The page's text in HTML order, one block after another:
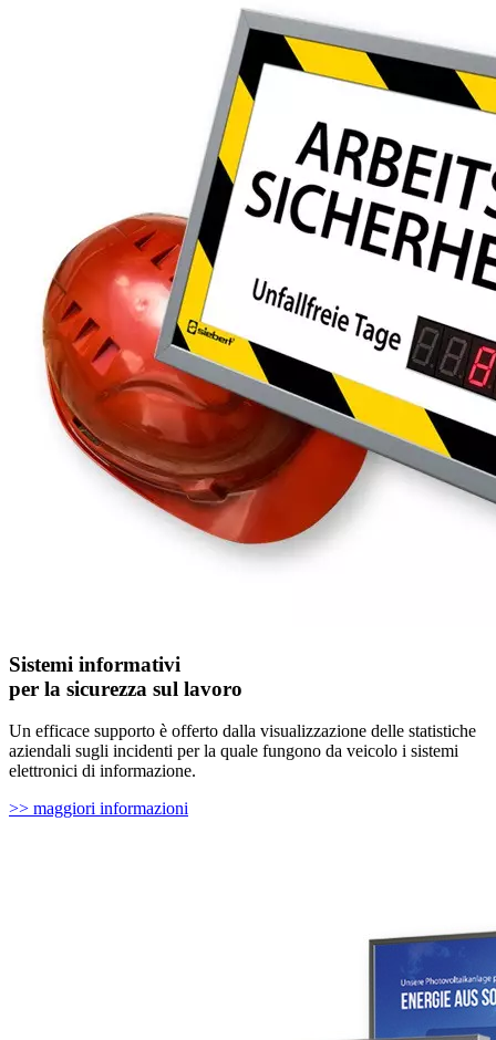
Sistemi informativi
per la sicurezza sul lavoro
Un efficace supporto è offerto dalla visualizzazione delle statistiche
aziendali sugli incidenti per la quale fungono da veicolo i sistemi
elettronici di informazione.
>> maggiori informazioni